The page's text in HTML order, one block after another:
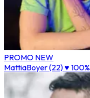
PROMO NEW
MattiaBoyer (22)♥ 100%